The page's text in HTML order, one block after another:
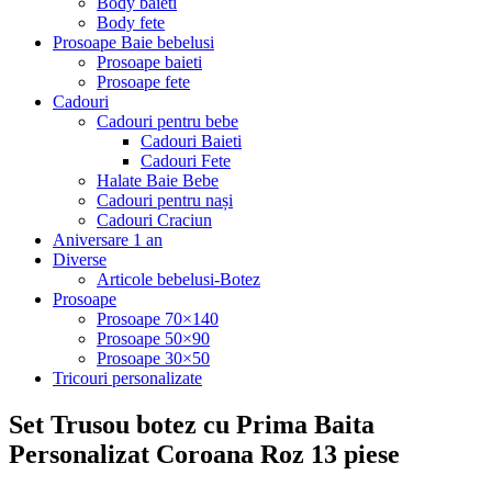
Body fete
Prosoape Baie bebelusi
Prosoape baieti
Prosoape fete
Cadouri
Cadouri pentru bebe
Cadouri Baieti
Cadouri Fete
Halate Baie Bebe
Cadouri pentru nași
Cadouri Craciun
Aniversare 1 an
Diverse
Articole bebelusi-Botez
Prosoape
Prosoape 70×140
Prosoape 50×90
Prosoape 30×50
Tricouri personalizate
Set Trusou botez cu Prima Baita
Personalizat Coroana Roz 13 piese